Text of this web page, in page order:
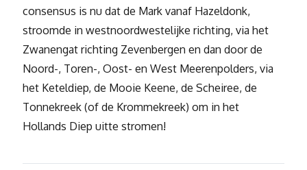
consensus is nu dat de Mark vanaf Hazeldonk,
stroomde in westnoordwestelijke richting, via het
Zwanengat richting Zevenbergen en dan door de
Noord-, Toren-, Oost- en West Meerenpolders, via
het Keteldiep, de Mooie Keene, de Scheiree, de
Tonnekreek (of de Krommekreek) om in het
Hollands Diep uitte stromen!